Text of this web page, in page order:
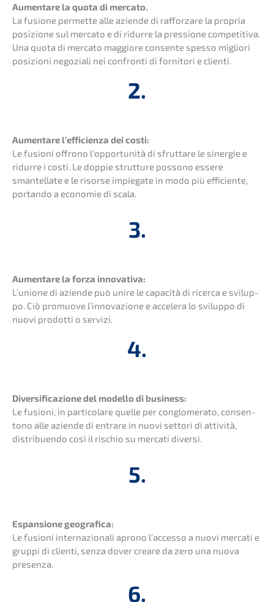
Aumen­ta­re la quota di merca­to.
La fusio­ne permet­te alle azien­de di rafforz­a­re la propria
posizio­ne sul merca­to e di ridur­re la pressio­ne compe­ti­ti­va.
Una quota di merca­to maggio­re consen­te spesso miglio­ri
posizio­ni negozia­li nei confron­ti di forni­to­ri e clienti.
2.
Aumen­ta­re l’effi­ci­en­za dei costi:
Le fusio­ni offro­no l’oppor­tu­ni­tà di sfrut­ta­re le siner­gie e
ridur­re i costi. Le doppie strut­tu­re posso­no essere
smantel­la­te e le risor­se impie­ga­te in modo più effici­en­te,
portan­do a econo­mie di scala.
3.
Aumen­ta­re la forza innova­ti­va:
L’unio­ne di azien­de può unire le capaci­tà di ricer­ca e svilup­
po. Ciò promuo­ve l’inno­va­zio­ne e accele­ra lo svilup­po di
nuovi prodot­ti o servizi.
4.
Diver­si­fi­ca­zio­ne del model­lo di business:
Le fusio­ni, in parti­co­la­re quelle per conglo­me­ra­to, consen­
to­no alle azien­de di entra­re in nuovi setto­ri di attivi­tà,
distri­buen­do così il rischio su merca­ti diversi.
5.
Espan­sio­ne geogra­fi­ca:
Le fusio­ni inter­na­zio­na­li aprono l’acces­so a nuovi merca­ti e
gruppi di clienti, senza dover creare da zero una nuova
presenza.
6.